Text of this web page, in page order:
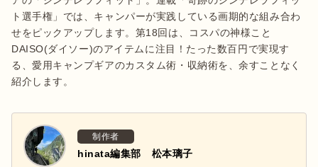
ト選手権」では、キャンパーが実践している画期的な組み合わ
せをピックアップします。第18回は、コスパの神様こと
DAISO(ダイソー)のアイテムに注目！たった数百円で実現す
る、愛用キャンプギアのカスタム術・収納術を、余すことなく
紹介します。
制作者
hinata編集部 松本璃子